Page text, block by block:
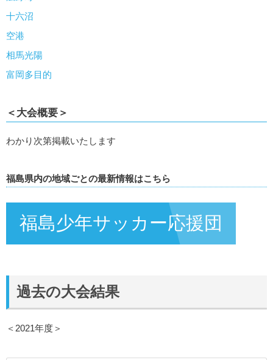
十六沼
空港
相馬光陽
富岡多目的
＜大会概要＞
わかり次第掲載いたします
福島県内の地域ごとの最新情報はこちら
福島少年サッカー応援団
過去の大会結果
＜2021年度＞